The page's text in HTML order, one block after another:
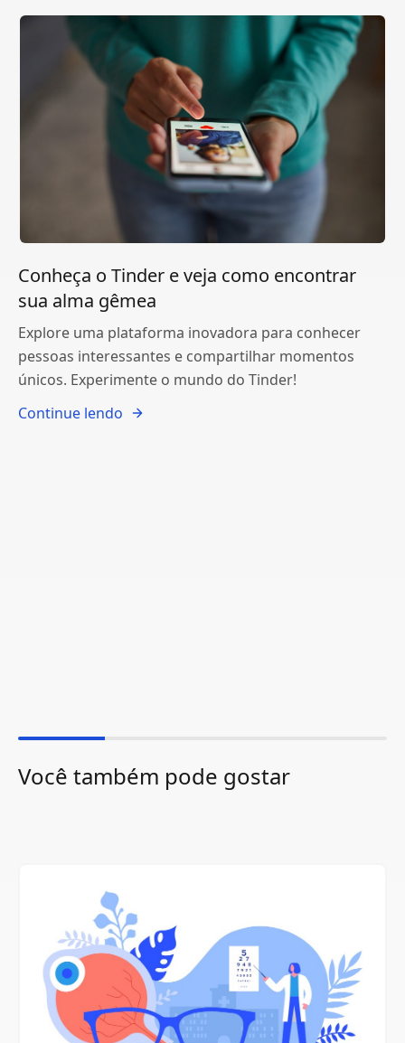
Conheça o Tinder e veja como encontrar
sua alma gêmea
Explore uma plataforma inovadora para conhecer
pessoas interessantes e compartilhar momentos
únicos. Experimente o mundo do Tinder!
Continue lendo
Você também pode gostar